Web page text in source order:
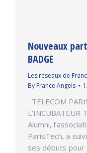
Nouveaux
BADGE
Les réseaux de
By France Angels
TELECOM
L’INCUBATEUR
Alumni,
ParisTech, a
ses débuts pour